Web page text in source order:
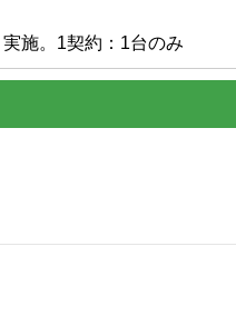
施。1契約：1台のみ